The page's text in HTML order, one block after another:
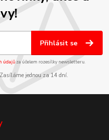
Přihlásit se
údajůza účelem rozesílky newsletteru.
jednou za 14 dní.